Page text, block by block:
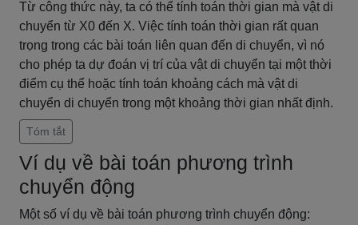
Từ công thức này, ta có thể tính toán thời gian mà vật di
chuyển từ X0 đến X. Việc tính toán thời gian rất quan
trọng trong các bài toán liên quan đến di chuyển, vì nó
cho phép ta dự đoán vị trí của vật di chuyển tại một thời
điểm cụ thể hoặc tính toán khoảng cách mà vật di
chuyển di chuyển trong một khoảng thời gian nhất định.
Tóm tắt
Ví dụ về bài toán phương trình
chuyển động
Một số ví dụ về bài toán phương trình chuyển động: